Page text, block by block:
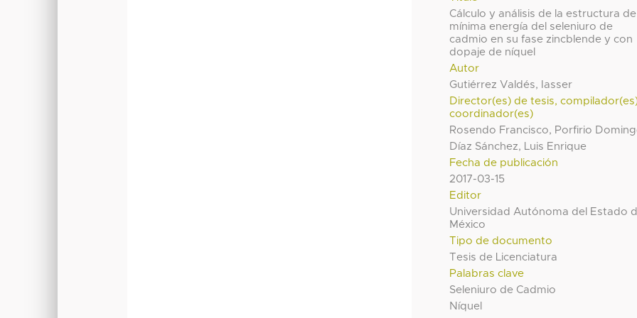
Cálculo y análisis de la estructura de
mínima energía del seleniuro de
cadmio en su fase zincblende y con
dopaje de níquel
Autor
Gutiérrez Valdés, Iasser
Director(es) de tesis,
coordinador(es)
Rosendo Francisco, Porfirio
Díaz Sánchez, Luis Enrique
Fecha de publicación
2017-03-15
Editor
Universidad Autónoma del Estado
México
Tipo de documento
Tesis de Licenciatura
Palabras clave
Seleniuro de Cadmio
Níquel